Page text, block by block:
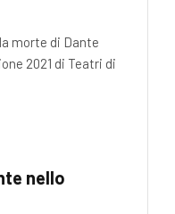
morte di Dante
2021 di Teatri di
nello